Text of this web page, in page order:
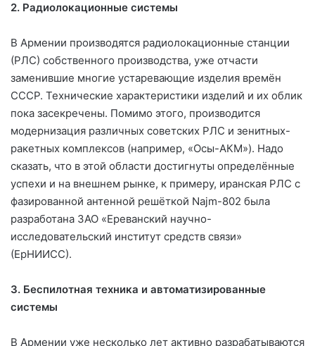
2. Радиолокационные системы
В Армении производятся радиолокационные станции
(РЛС) собственного производства, уже отчасти
заменившие многие устаревающие изделия времён
СССР. Технические характеристики изделий и их облик
пока засекречены. Помимо этого, производится
модернизация различных советских РЛС и зенитных-
ракетных комплексов (например, «Осы-АКМ»). Надо
сказать, что в этой области достигнуты определённые
успехи и на внешнем рынке, к примеру, иранская РЛС с
фазированной антенной решёткой Najm-802 была
разработана ЗАО «Ереванский научно-
исследовательский институт средств связи»
(ЕрНИИСС).
3. Беспилотная техника и автоматизированные
системы
В Армении уже несколько лет активно разрабатываются